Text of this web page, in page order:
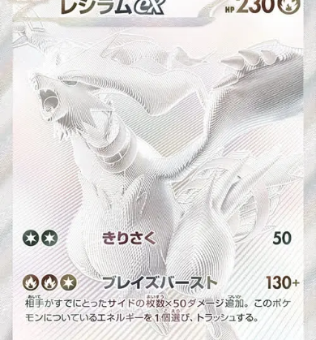
[M6]ストームエメラルダ
【M】拡張パック
【M】ハイクラスパックなど
【M】構築デッキ
【M】プロモ
【SV】拡張パック
【SV】強化拡張パック
【SV】ハイクラスパックなど